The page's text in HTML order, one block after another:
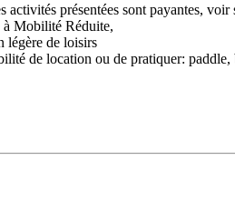
activités présentées sont payantes,
à Mobilité Réduite,
légère de loisirs
de location ou de pratiquer: